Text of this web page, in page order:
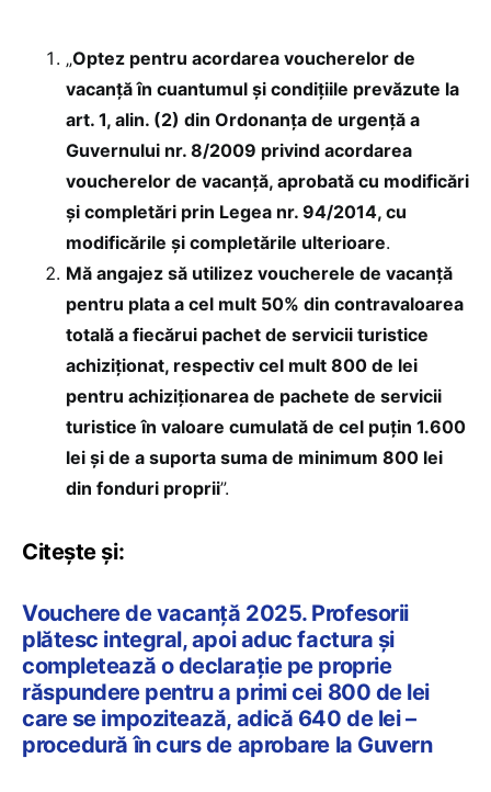
„Optez pentru acordarea voucherelor de
vacanță în cuantumul și condițiile prevăzute la
art. 1, alin. (2) din Ordonanța de urgență a
Guvernului nr. 8/2009 privind acordarea
voucherelor de vacanță, aprobată cu modificări
și completări prin Legea nr. 94/2014, cu
modificările și completările ulterioare.
Mă angajez să utilizez voucherele de vacanță
pentru plata a cel mult 50% din contravaloarea
totală a fiecărui pachet de servicii turistice
achiziționat, respectiv cel mult 800 de lei
pentru achiziționarea de pachete de servicii
turistice în valoare cumulată de cel puțin 1.600
lei și de a suporta suma de minimum 800 lei
din fonduri proprii”.
Citește și:
Vouchere de vacanță 2025. Profesorii
plătesc integral, apoi aduc factura și
completează o declarație pe proprie
răspundere pentru a primi cei 800 de lei
care se impozitează, adică 640 de lei –
procedură în curs de aprobare la Guvern